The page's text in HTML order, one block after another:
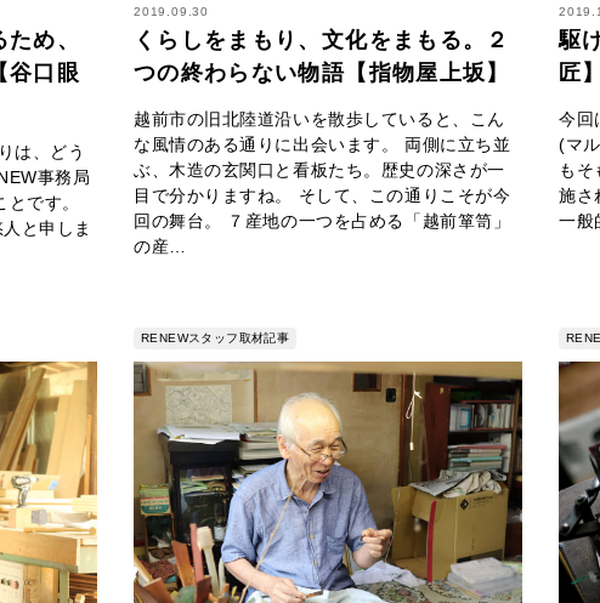
め、
谷口眼
は、どう
事務局
とです。
と申しま
2019.09.30
くらしをまもり、文化をまもる。２
つの終わらない物語【指物屋上坂】
越前市の旧北陸道沿いを散歩していると、こん
な風情のある通りに出会います。 両側に立ち並
ぶ、木造の玄関口と看板たち。歴史の深さが一
目で分かりますね。 そして、この通りこそが今
回の舞台。 ７産地の一つを占める「越前箪笥」
の産…
駆
匠】
今回
(マ
もそ
施さ
一般
RENEWスタッフ取材記事